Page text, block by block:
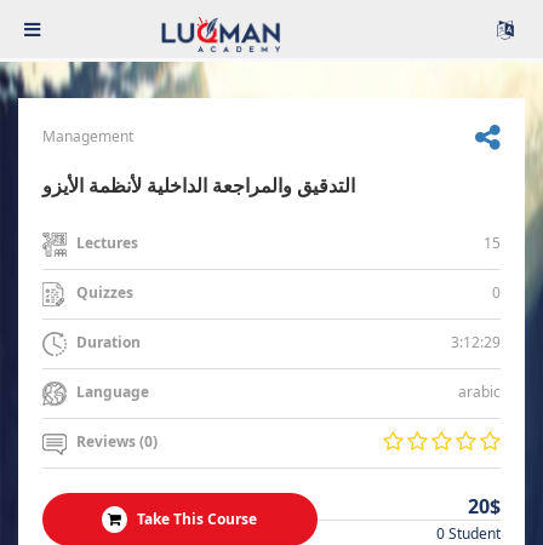
Management
التدقيق والمراجعة الداخلية لأنظمة الأيزو
Lectures 15
Quizzes 0
Duration 3:12:29
Language arabic
Reviews (0)
Take This Course 20$
0 Student